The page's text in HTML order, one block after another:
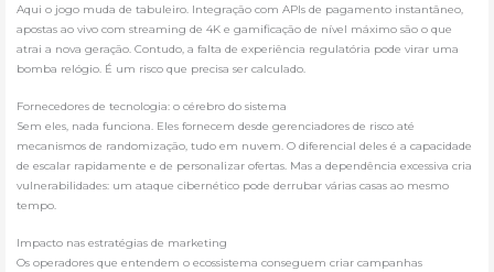
Aqui o jogo muda de tabuleiro. Integração com APIs de pagamento instantâneo,
apostas ao vivo com streaming de 4K e gamificação de nível máximo são o que
atrai a nova geração. Contudo, a falta de experiência regulatória pode virar uma
bomba relógio. É um risco que precisa ser calculado.
Fornecedores de tecnologia: o cérebro do sistema
Sem eles, nada funciona. Eles fornecem desde gerenciadores de risco até
mecanismos de randomização, tudo em nuvem. O diferencial deles é a capacidade
de escalar rapidamente e de personalizar ofertas. Mas a dependência excessiva cria
vulnerabilidades: um ataque cibernético pode derrubar várias casas ao mesmo
tempo.
Impacto nas estratégias de marketing
Os operadores que entendem o ecossistema conseguem criar campanhas